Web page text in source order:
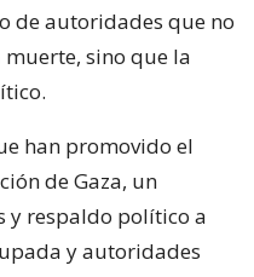
de autoridades que no
sino que la
han promovido el
de Gaza, un
y respaldo político a
y autoridades